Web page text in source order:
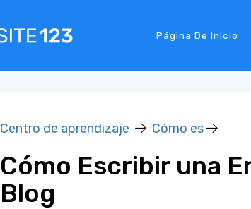
Página De Inicio
Centro de aprendizaje Cómo es
Cómo Escribir una
Blog